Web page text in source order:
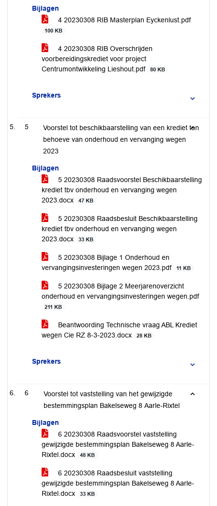
Bijlagen
4 20230308 RIB Masterplan Eyckenlust.pdf
100 KB
4 20230308 RIB Overschrijden
voorbereidingskrediet voor project
Centrumontwikkeling Lieshout.pdf
80 KB
Sprekers
5
Voorstel tot beschikbaarstelling van een krediet ten
behoeve van onderhoud en vervanging wegen
2023
Bijlagen
5 20230308 Raadsvoorstel Beschikbaarstelling
krediet tbv onderhoud en vervanging wegen
2023.docx
47 KB
5 20230308 Raadsbesluit Beschikbaarstelling
krediet tbv onderhoud en vervanging wegen
2023.docx
33 KB
5 20230308 Bijlage 1 Onderhoud en
vervangingsinvesteringen wegen 2023.pdf
11 KB
5 20230308 Bijlage 2 Meerjarenoverzicht
onderhoud en vervangingsinvesteringen wegen.pdf
211 KB
Beantwoording Technische vraag ABL Krediet
wegen Cie RZ 8-3-2023.docx
28 KB
Sprekers
6
Voorstel tot vaststelling van het gewijzigde
bestemmingsplan Bakelseweg 8 Aarle-Rixtel
Bijlagen
6 20230308 Raadsvoorstel vaststelling
gewijzigde bestemmingsplan Bakelseweg 8 Aarle-
Rixtel.docx
48 KB
6 20230308 Raadsbesluit vaststelling
gewijzigde bestemmingsplan Bakelseweg 8 Aarle-
Rixtel.docx
33 KB